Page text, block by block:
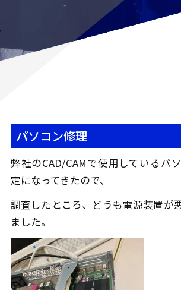
パソコン修理
弊社のCAD/CAMで使用しているパ
定になってきたので、
調査したところ、どうも電源装置が
ました。